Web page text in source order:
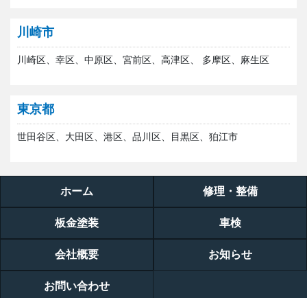
川崎市
川崎区、幸区、中原区、宮前区、高津区、 多摩区、麻生区
東京都
世田谷区、大田区、港区、品川区、目黒区、狛江市
ホーム 修理・整備
板金塗装 車検
会社概要 お知らせ
お問い合わせ